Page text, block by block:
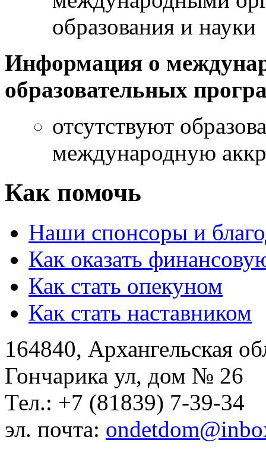
образования и науки
Информация о
образовательных
отсутствуют
международную
Как помочь
Наши спонсоры и
Как оказать
Как стать опекуном
Как стать наставником
164840, Архангельская
Гончарика ул, дом № 26
Тел.: +7 (81839) 7-39-34
эл. почта: